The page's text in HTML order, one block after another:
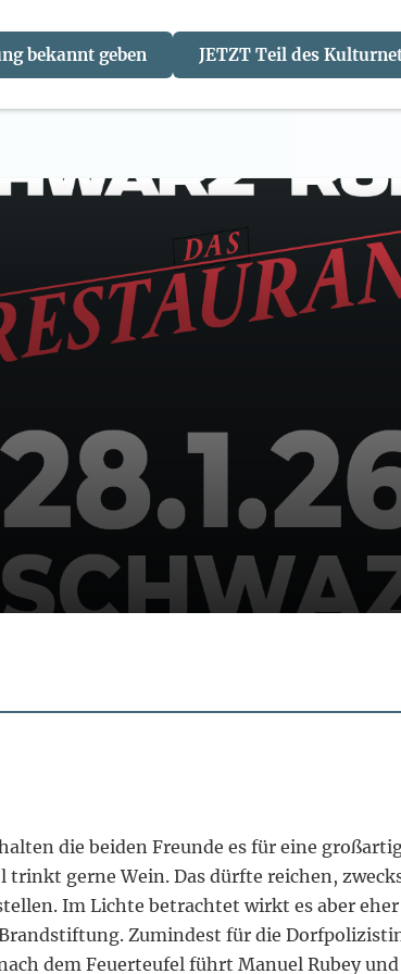
bekannt geben JETZT Teil des
die beiden Freunde es für eine
gerne Wein. Das dürfte reichen,
Im Lichte betrachtet wirkt es aber
Zumindest für die
dem Feuerteufel führt Manuel Rubey